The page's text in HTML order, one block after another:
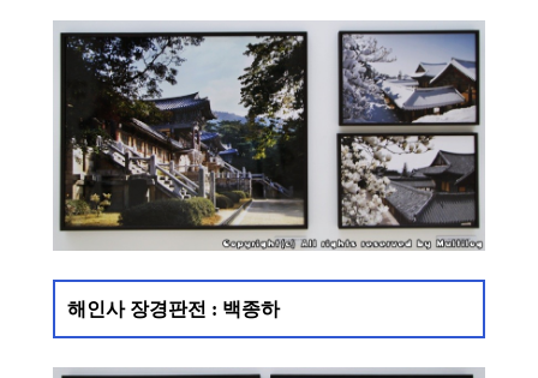
해인사 장경판전 : 백종하